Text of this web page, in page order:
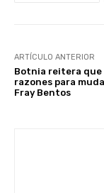
ARTÍCULO ANTERIOR
Botnia reitera que
razones para
Fray Bentos